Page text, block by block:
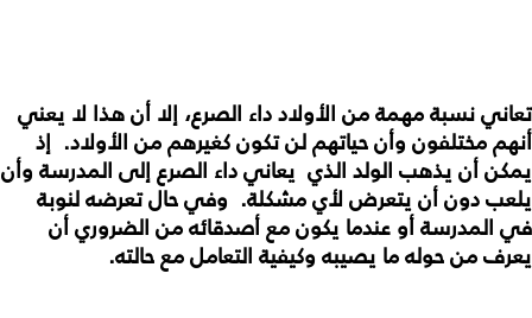
تعاني نسبة مهمة من الأولاد داء الصرع، إلا أن هذا لا يعني
أنهم مختلفون وأن حياتهم لن تكون كغيرهم من الأولاد. إذ
يمكن أن يذهب الولد الذي يعاني داء الصرع إلى المدرسة وأن
يلعب دون أن يتعرض لأي مشكلة. وفي حال تعرضه لنوبة
في المدرسة أو عندما يكون مع أصدقائه من الضروري أن
يعرف من حوله ما يصيبه وكيفية التعامل مع حالته.